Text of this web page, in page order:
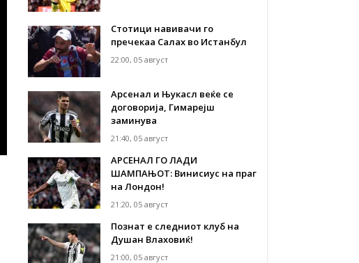
Стотици навивачи го
пречекаа Салах во Истанбул
22:00, 05 август
Арсенал и Њукасл веќе се
договорија, Гимарејш
заминува
21:40, 05 август
АРСЕНАЛ ГО ЛАДИ
ШАМПАЊОТ: Винисиус на праг
на Лондон!
21:20, 05 август
Познат е следниот клуб на
Душан Влаховиќ!
21:00, 05 август